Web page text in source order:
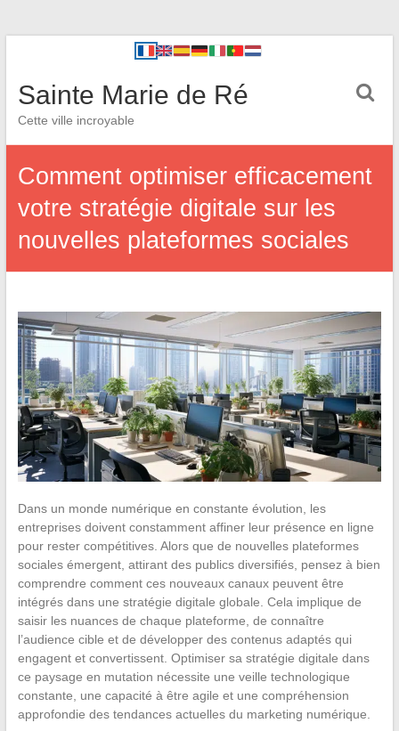
Sainte Marie de Ré
Cette ville incroyable
Comment optimiser efficacement
votre stratégie digitale sur les
nouvelles plateformes sociales
Dans un monde numérique en constante évolution, les
entreprises doivent constamment affiner leur présence en ligne
pour rester compétitives. Alors que de nouvelles plateformes
sociales émergent, attirant des publics diversifiés, pensez à bien
comprendre comment ces nouveaux canaux peuvent être
intégrés dans une stratégie digitale globale. Cela implique de
saisir les nuances de chaque plateforme, de connaître
l’audience cible et de développer des contenus adaptés qui
engagent et convertissent. Optimiser sa stratégie digitale dans
ce paysage en mutation nécessite une veille technologique
constante, une capacité à être agile et une compréhension
approfondie des tendances actuelles du marketing numérique.